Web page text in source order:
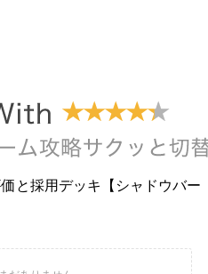
と採用デッキ【シャドウバー